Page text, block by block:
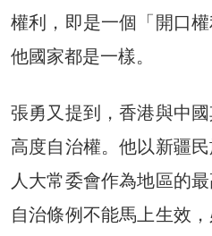
權利，即是一個「開口
他國家都是一樣。
張勇又提到，香港與中
高度自治權。他以新疆
人大常委會作為地區的
自治條例不能馬上生效